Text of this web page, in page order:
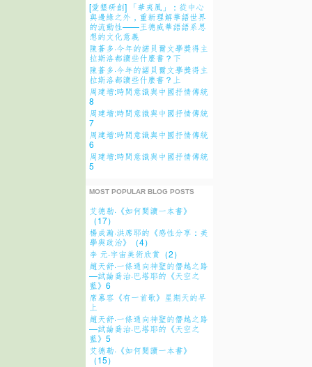
[愛墾研創] 「華夷風」：從中心
與邊緣之外，重新理解華語世界
的流動性——王德威華語語系思
想的文化意義
陳蒼多·今年的諾貝爾文學獎得主
拉斯洛都讀些什麼書？下
陳蒼多·今年的諾貝爾文學獎得主
拉斯洛都讀些什麼書？上
周建增:時間意識與中國抒情傳統
8
周建增:時間意識與中國抒情傳統
7
周建增:時間意識與中國抒情傳統
6
周建增:時間意識與中國抒情傳統
5
MOST POPULAR BLOG POSTS
艾德勒·《如何閱讀一本書》
（17）
楊成瀚·洪席耶的《感性分享：美
學與政治》（4）
李 元·宇宙美術欣賞（2）
趙天舒·一條通向神聖的僭越之路
—試論喬治·巴塔耶的《天空之
藍》6
席慕容《有一首歌》星期天的早
上
趙天舒·一條通向神聖的僭越之路
—試論喬治·巴塔耶的《天空之
藍》5
艾德勒·《如何閱讀一本書》
（15）